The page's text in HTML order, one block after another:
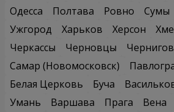
Одесса
Полтава Ровно Сумы
Ужгород
Харьков Херсон
Черкассы
Черновцы
Чернигов
Самар (Новомосковск)
Белая Церковь
Буча
Умань
Варшава Прага Вена